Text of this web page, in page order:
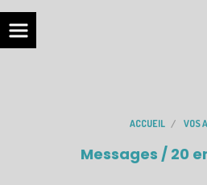
ACCUEIL VOS
Messages / 20